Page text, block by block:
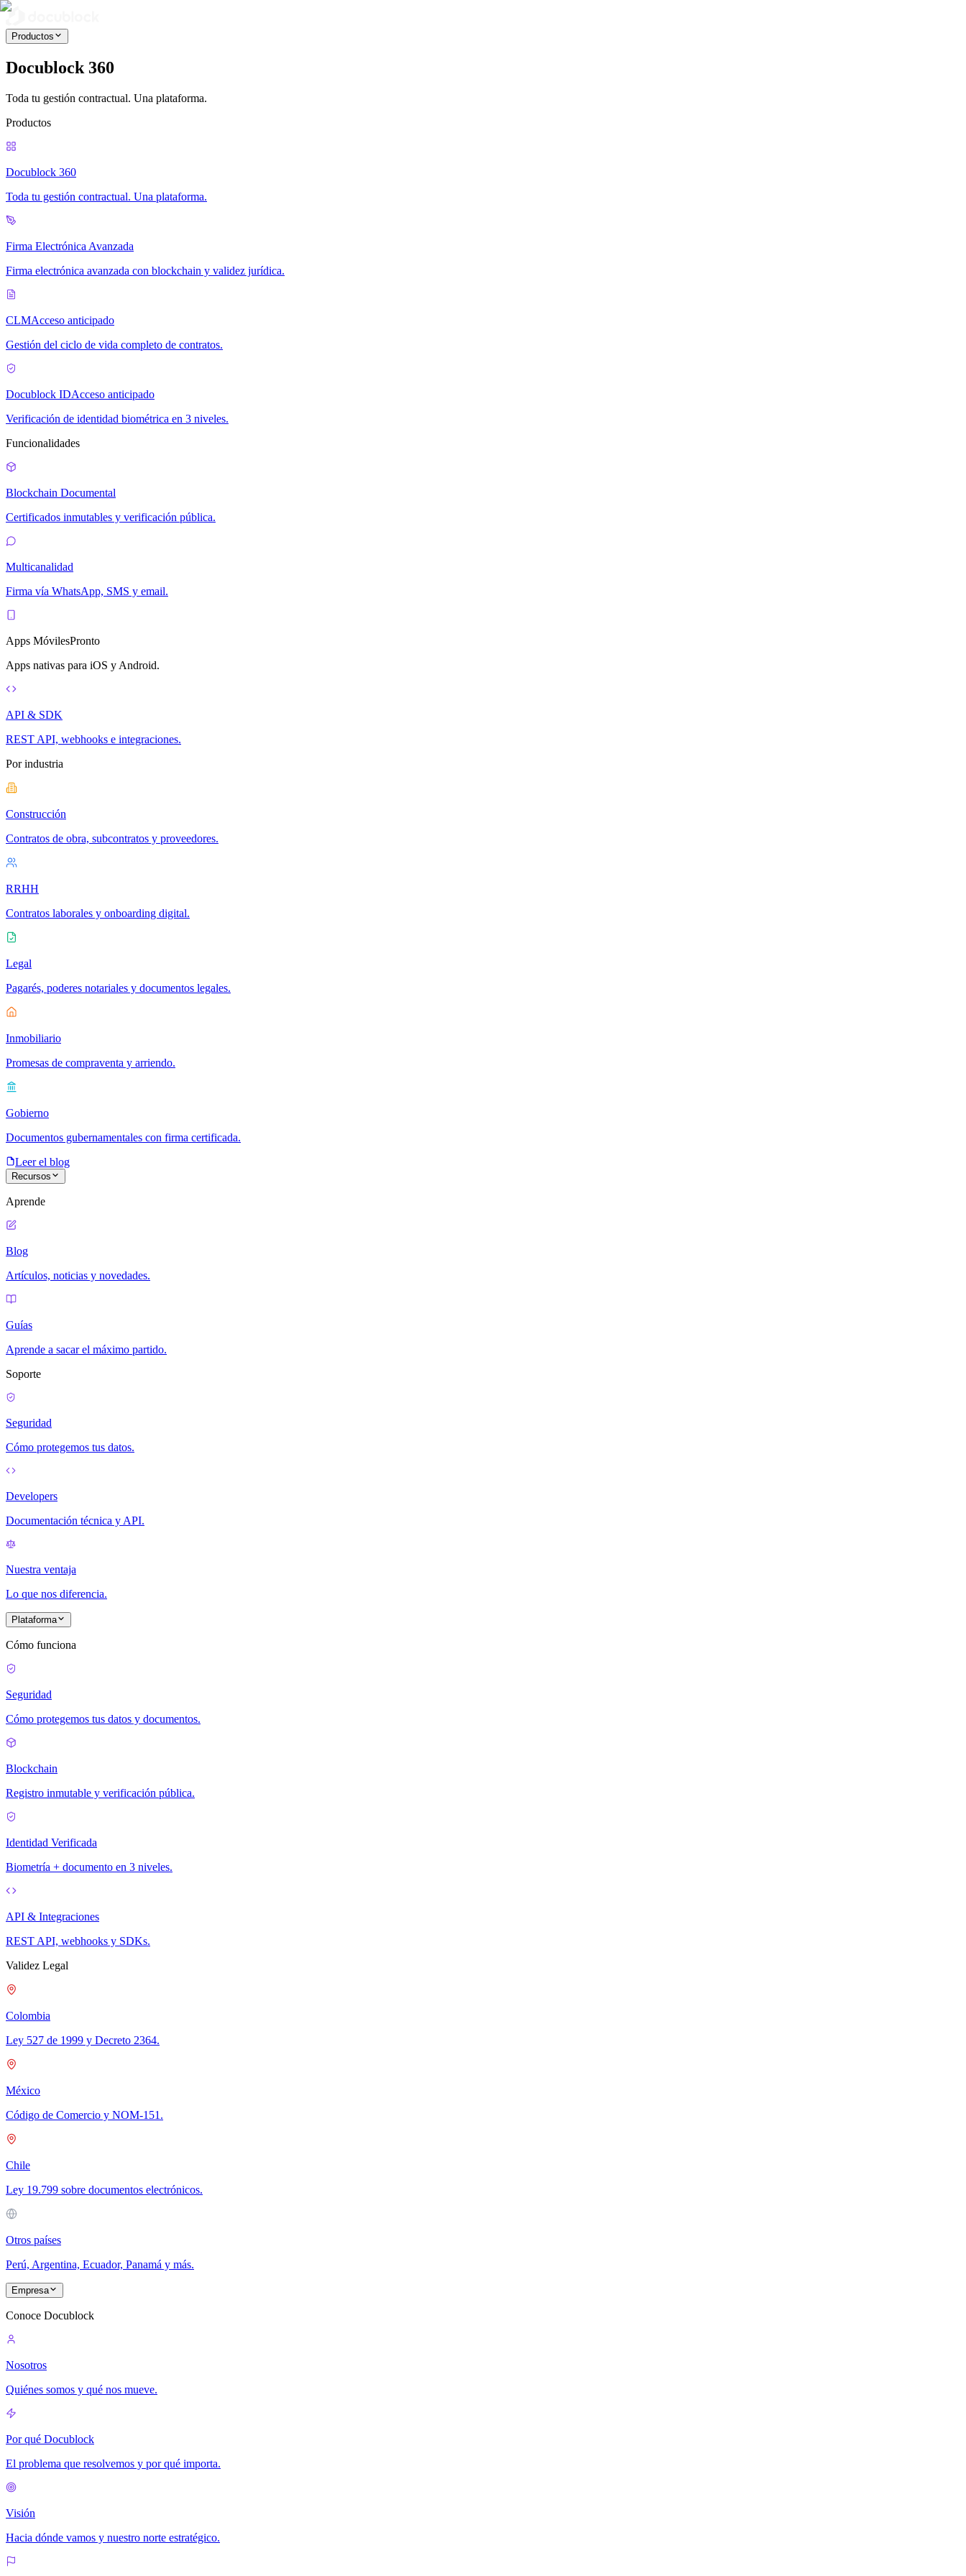
Productos
Docublock 360
Toda tu gestión contractual. Una plataforma.
Productos
Docublock 360
Toda tu gestión contractual. Una plataforma.
Firma Electrónica Avanzada
Firma electrónica avanzada con blockchain y validez jurídica.
CLMAcceso anticipado
Gestión del ciclo de vida completo de contratos.
Docublock IDAcceso anticipado
Verificación de identidad biométrica en 3 niveles.
Funcionalidades
Blockchain Documental
Certificados inmutables y verificación pública.
Multicanalidad
Firma vía WhatsApp, SMS y email.
Apps MóvilesPronto
Apps nativas para iOS y Android.
API & SDK
REST API, webhooks e integraciones.
Por industria
Construcción
Contratos de obra, subcontratos y proveedores.
RRHH
Contratos laborales y onboarding digital.
Legal
Pagarés, poderes notariales y documentos legales.
Inmobiliario
Promesas de compraventa y arriendo.
Gobierno
Documentos gubernamentales con firma certificada.
Leer el blog
Recursos
Aprende
Blog
Artículos, noticias y novedades.
Guías
Aprende a sacar el máximo partido.
Soporte
Seguridad
Cómo protegemos tus datos.
Developers
Documentación técnica y API.
Nuestra ventaja
Lo que nos diferencia.
Plataforma
Cómo funciona
Seguridad
Cómo protegemos tus datos y documentos.
Blockchain
Registro inmutable y verificación pública.
Identidad Verificada
Biometría + documento en 3 niveles.
API & Integraciones
REST API, webhooks y SDKs.
Validez Legal
Colombia
Ley 527 de 1999 y Decreto 2364.
México
Código de Comercio y NOM-151.
Chile
Ley 19.799 sobre documentos electrónicos.
Otros países
Perú, Argentina, Ecuador, Panamá y más.
Empresa
Conoce Docublock
Nosotros
Quiénes somos y qué nos mueve.
Por qué Docublock
El problema que resolvemos y por qué importa.
Visión
Hacia dónde vamos y nuestro norte estratégico.